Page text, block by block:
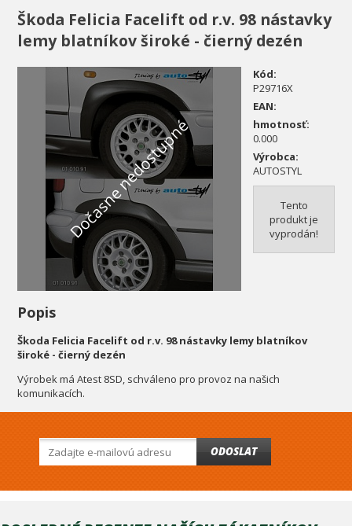
Škoda Felicia Facelift od r.v. 98 nástavky
lemy blatníkov široké - čierný dezén
Dočasne nedostupné
Kód:
P29716X
EAN:
hmotnosť:
0.000
Výrobca:
AUTOSTYL
Tento
produkt je
vyprodán!
Popis
Škoda Felicia Facelift od r.v. 98 nástavky lemy blatníkov
široké - čierný dezén
Výrobek má Atest 8SD, schváleno pro provoz na našich
komunikacích.
ODOSLAT